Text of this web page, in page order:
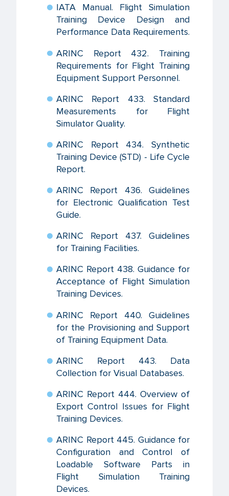
IATA Manual. Flight Simulation
Training Device Design and
Performance Data Requirements.
ARINC Report 432. Training
Requirements for Flight Training
Equipment Support Personnel.
ARINC Report 433. Standard
Measurements for Flight
Simulator Quality.
ARINC Report 434. Synthetic
Training Device (STD) - Life Cycle
Report.
ARINC Report 436. Guidelines
for Electronic Qualification Test
Guide.
ARINC Report 437. Guidelines
for Training Facilities.
ARINC Report 438. Guidance for
Acceptance of Flight Simulation
Training Devices.
ARINC Report 440. Guidelines
for the Provisioning and Support
of Training Equipment Data.
ARINC Report 443. Data
Collection for Visual Databases.
ARINC Report 444. Overview of
Export Control Issues for Flight
Training Devices.
ARINC Report 445. Guidance for
Configuration and Control of
Loadable Software Parts in
Flight Simulation Training
Devices.